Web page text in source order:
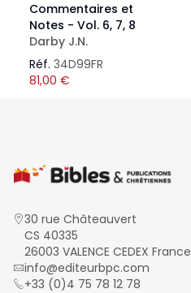
Commentaires et
Notes - Vol. 6, 7, 8
Darby J.N.
Réf. 34D99FR
81,00 €
30 rue Châteauvert
CS 40335
26003 VALENCE CEDEX France
info@editeurbpc.com
+33 (0)4 75 78 12 78